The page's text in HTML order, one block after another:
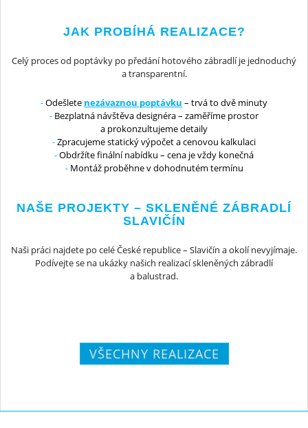
JAK PROBÍHÁ REALIZACE?
Celý proces od poptávky po předání hotového zábradlí je jednoduchý
a transparentní.
Odešlete nezávaznou poptávku – trvá to dvě minuty
Bezplatná návštěva designéra – zaměříme prostor
a prokonzultujeme detaily
Zpracujeme statický výpočet a cenovou kalkulaci
Obdržíte finální nabídku – cena je vždy konečná
Montáž proběhne v dohodnutém termínu
NAŠE PROJEKTY – SKLENĚNÉ ZÁBRADLÍ
SLAVIČÍN
Naši práci najdete po celé České republice – Slavičín a okolí nevyjímaje.
Podívejte se na ukázky našich realizací skleněných zábradlí
a balustrad.
VŠECHNY REALIZACE